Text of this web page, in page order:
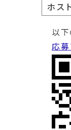
ホス
以
応